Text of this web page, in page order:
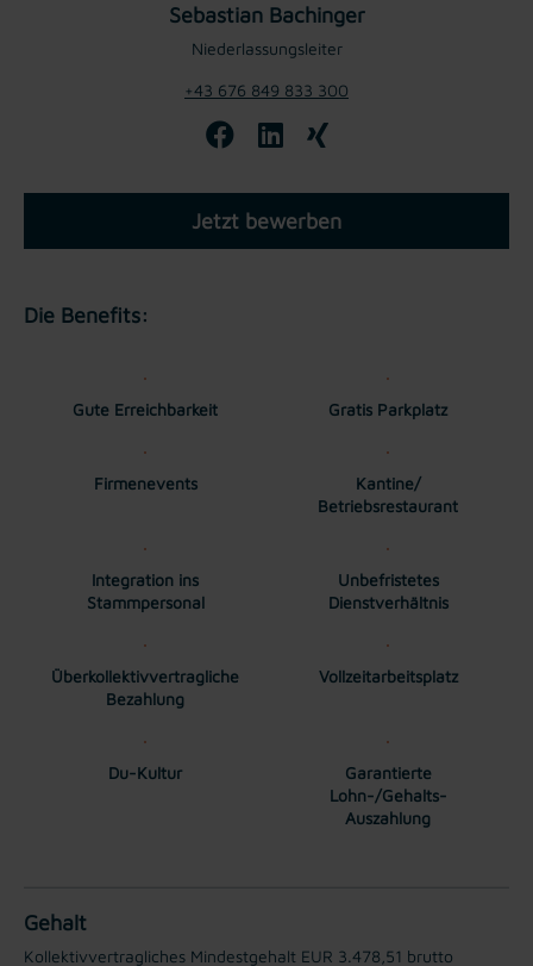
Sebastian Bachinger
Niederlassungsleiter
+43 676 849 833 300
Jetzt bewerben
Die Benefits:
Gute Erreichbarkeit Gratis Parkplatz
Firmenevents
Kantine/
Betriebsrestaurant
Integration ins
Stammpersonal
Unbefristetes
Dienstverhältnis
Überkollektivvertragliche
Bezahlung
Vollzeitarbeitsplatz
Du-Kultur
Garantierte
Lohn-/Gehalts-
Auszahlung
Gehalt
Kollektivvertragliches Mindestgehalt EUR 3.478,51 brutto